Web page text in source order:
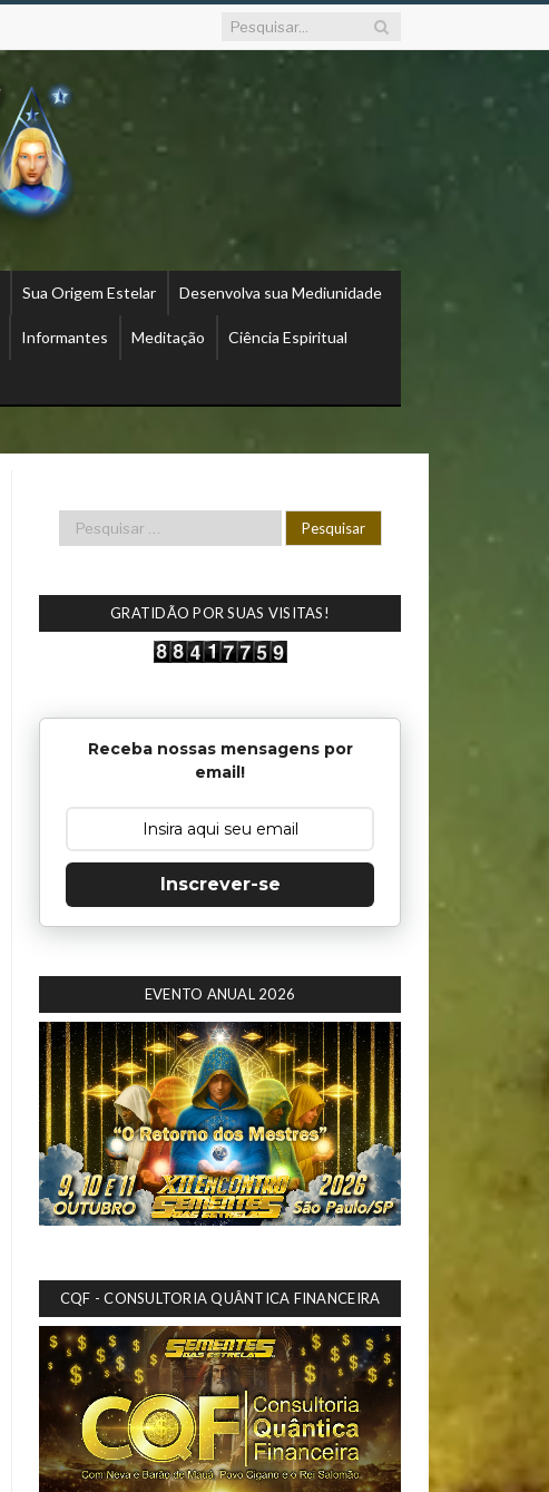
Sua Origem Estelar Desenvolva sua Mediunidade
Informantes Meditação Ciência Espiritual
GRATIDÃO POR SUAS VISITAS!
Receba nossas mensagens por
email!
Inscrever-se
EVENTO ANUAL 2026
CQF - CONSULTORIA QUÂNTICA FINANCEIRA